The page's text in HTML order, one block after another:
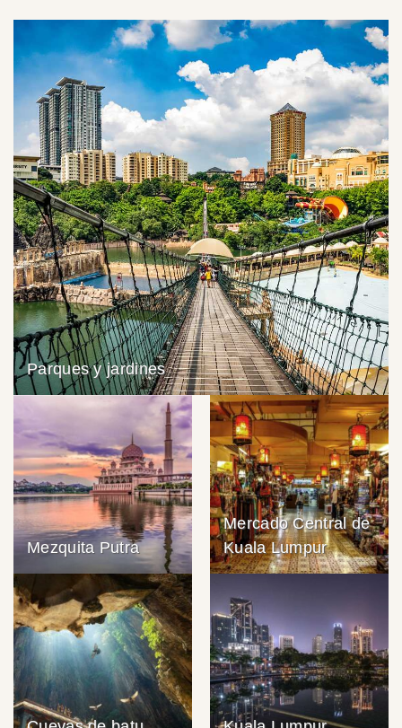
Parques y jardines
Mezquita Putra
Mercado Central de
Kuala Lumpur